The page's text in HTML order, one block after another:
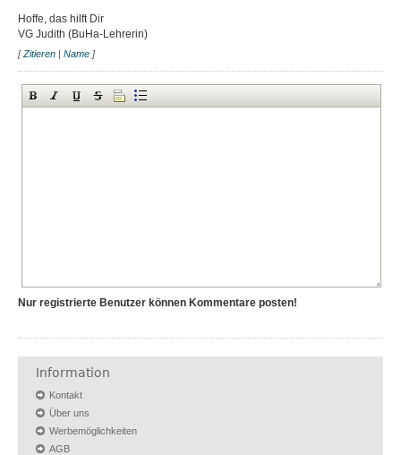
Hoffe, das hilft Dir
VG Judith (BuHa-Lehrerin)
[Zitieren | Name ]
Nur registrierte Benutzer können Kommentare posten!
Information
Kontakt
Über uns
Werbemöglichkeiten
AGB